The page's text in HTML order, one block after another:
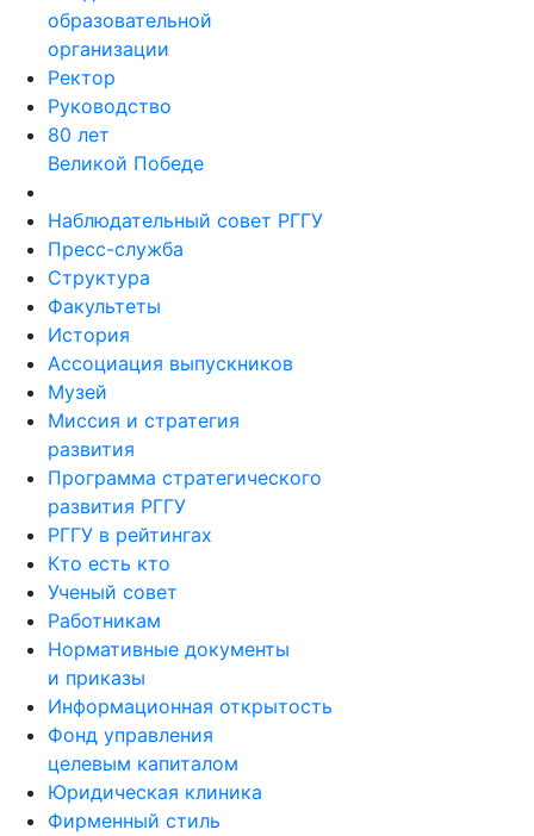
образовательной
организации
Ректор
Руководство
80 лет
Великой Победе
Наблюдательный совет РГГУ
Пресс-служба
Структура
Факультеты
История
Ассоциация выпускников
Музей
Миссия и стратегия
развития
Программа стратегического
развития РГГУ
РГГУ в рейтингах
Кто есть кто
Ученый совет
Работникам
Нормативные документы
и приказы
Информационная открытость
Фонд управления
целевым капиталом
Юридическая клиника
Фирменный стиль